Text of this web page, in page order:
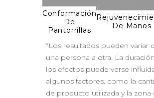
Conformación
De
Pantorrillas
De Manos
*Los resultados pueden variar
una persona a otra. La
los efectos puede verse
algunos factores, como la
de producto utilizada y la zona